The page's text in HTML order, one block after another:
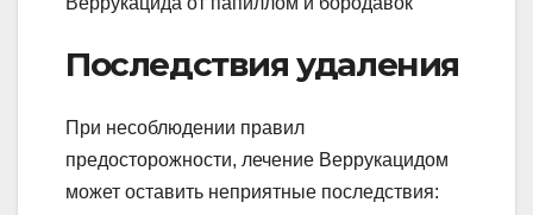
Последствия удаления
При несоблюдении правил
предосторожности, лечение Веррукацидом
может оставить неприятные последствия: